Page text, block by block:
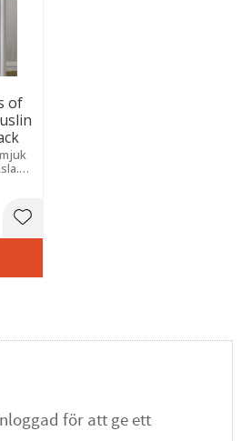
of
Lägg till i favoriter